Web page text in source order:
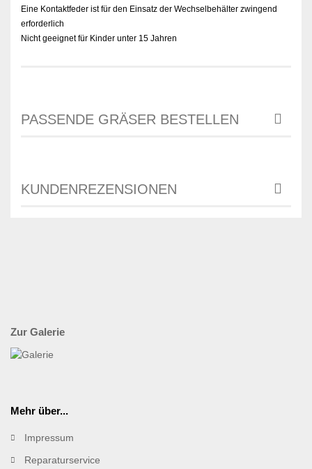
Eine Kontaktfeder ist für den Einsatz der Wechselbehälter zwingend
erforderlich
Nicht geeignet für Kinder unter 15 Jahren
PASSENDE GRÄSER BESTELLEN
KUNDENREZENSIONEN
Zur Galerie
Mehr über...
Impressum
Reparaturservice